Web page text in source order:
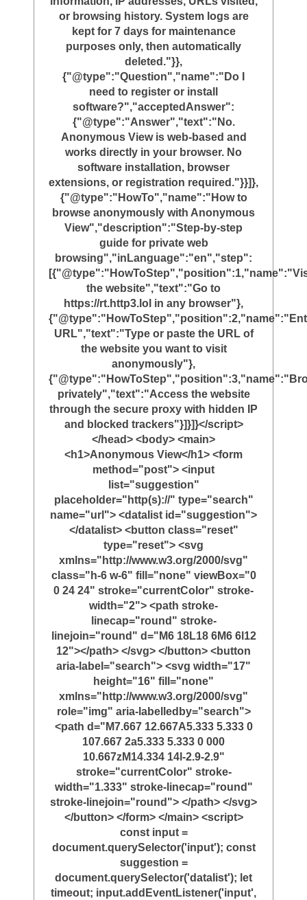
or browsing history. System logs are
kept for 7 days for maintenance
purposes only, then automatically
deleted."}},
{"@type":"Question","name":"Do I
need to register or install
software?","acceptedAnswer":
{"@type":"Answer","text":"No.
Anonymous View is web-based and
works directly in your browser. No
software installation, browser
extensions, or registration required."}}]},
{"@type":"HowTo","name":"How to
browse anonymously with Anonymous
View","description":"Step-by-step
guide for private web
browsing","inLanguage":"en","step":
the website","text":"Go to
https://rt.http3.lol in any browser"},
URL","text":"Type or paste the URL of
the website you want to visit
anonymously"},
privately","text":"Access the website
through the secure proxy with hidden IP
and blocked trackers"}]}]}</script>
</head> <body> <main>
<h1>Anonymous View</h1> <form
method="post"> <input
list="suggestion"
placeholder="http(s)://" type="search"
name="url"> <datalist id="suggestion">
</datalist> <button class="reset"
type="reset"> <svg
xmlns="http://www.w3.org/2000/svg"
class="h-6 w-6" fill="none" viewBox="0
0 24 24" stroke="currentColor" stroke-
width="2"> <path stroke-
linecap="round" stroke-
linejoin="round" d="M6 18L18 6M6 6l12
12"></path> </svg> </button> <button
aria-label="search"> <svg width="17"
height="16" fill="none"
xmlns="http://www.w3.org/2000/svg"
role="img" aria-labelledby="search">
<path d="M7.667 12.667A5.333 5.333 0
107.667 2a5.333 5.333 0 000
10.667zM14.334 14l-2.9-2.9"
stroke="currentColor" stroke-
width="1.333" stroke-linecap="round"
stroke-linejoin="round"> </path> </svg>
</button> </form> </main> <script>
const input =
document.querySelector('input'); const
suggestion =
document.querySelector('datalist'); let
timeout; input.addEventListener('input',